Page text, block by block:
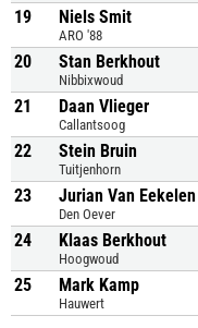
19 Niels Smit
ARO '88
20 Stan Berkhout
Nibbixwoud
21 Daan Vlieger
Callantsoog
22 Stein Bruin
Tuitjenhorn
23 Jurian Van Eekelen
Den Oever
24 Klaas Berkhout
Hoogwoud
25 Mark Kamp
Hauwert